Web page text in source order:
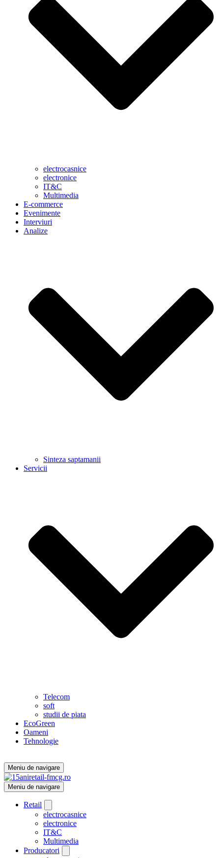
electrocasnice
electronice
IT&C
Multimedia
E-commerce
Evenimente
Interviuri
Analize
Sinteza saptamanii
Servicii
Telecom
soft
studii de piata
EcoGreen
Oameni
Tehnologie
Meniu de navigare
Meniu de navigare
Retail
electrocasnice
electronice
IT&C
Multimedia
Producatori